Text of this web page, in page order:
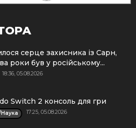
серце захисника із Сарн,
роки був у російському...
18:36, 05.08.2026
Switch 2 консоль для гри
Наука 17:25, 05.08.2026